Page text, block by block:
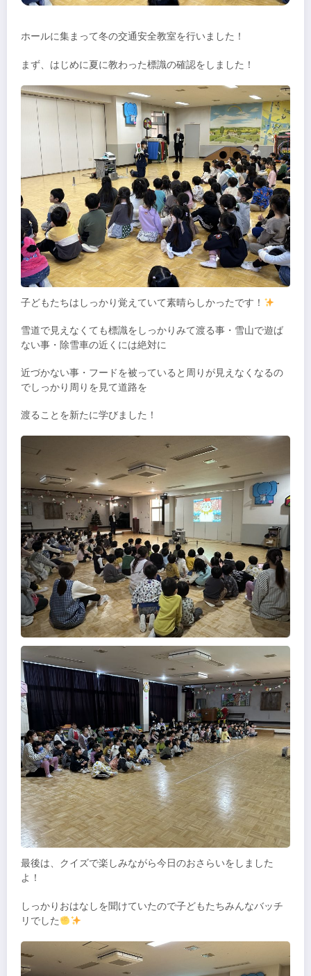
ホールに集まって冬の交通安全教室を行いました！
まず、はじめに夏に教わった標識の確認をしました！
子どもたちはしっかり覚えていて素晴らしかったです！
雪道で見えなくても標識をしっかりみて渡る事・雪山で遊ば
ない事・除雪車の近くには絶対に
近づかない事・フードを被っていると周りが見えなくなるの
でしっかり周りを見て道路を
渡ることを新たに学びました！
最後は、クイズで楽しみながら今日のおさらいをしました
よ！
しっかりおはなしを聞けていたので子どもたちみんなバッチ
リでした